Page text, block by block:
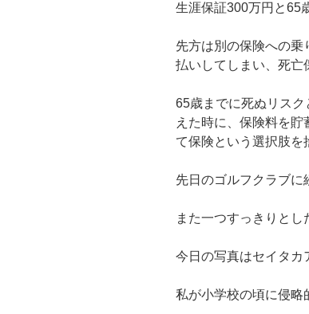
生涯保証300万円と65
先方は別の保険への
払いしてしまい、死亡
65歳までに死ぬリス
えた時に、保険料を
て保険という選択肢を
先日のゴルフクラブに
また一つすっきりとし
今日の写真はセイタカ
私が小学校の頃に侵略